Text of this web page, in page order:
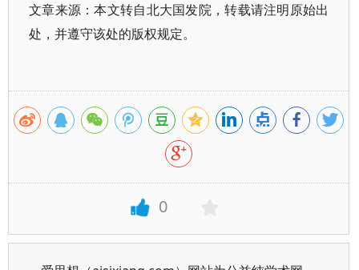
文章来源：本文转自北大国发院，转载请注明原始出
处，并遵守该处的版权规定。
0